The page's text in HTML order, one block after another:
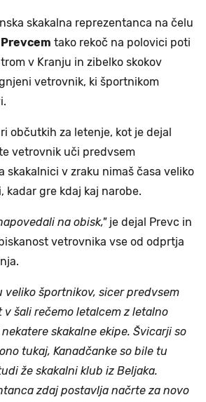
skakalna reprezentanca na čelu
tako rekoč na polovici poti
v Kranju in zibelko skokov
vetrovnik, ki športnikom
občutkih za letenje, kot je dejal
vetrovnik uči predvsem
skakalnici v zraku nimaš časa veliko
kadar gre kdaj kaj narobe.
na obisk," je dejal Prevc in
vetrovnika vse od odprtja
veliko športnikov, sicer predvsem
v šali rečemo letalcem z letalno
skakalne ekipe. Švicarji so
tukaj, Kanadčanke so bile tu
že skakalni klub iz Beljaka.
zdaj postavlja načrte za novo